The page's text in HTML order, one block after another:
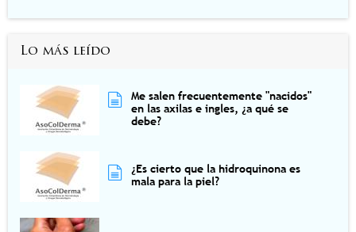
Lo más leído
Me salen frecuentemente "nacidos"
en las axilas e ingles, ¿a qué se
debe?
¿Es cierto que la hidroquinona es
mala para la piel?